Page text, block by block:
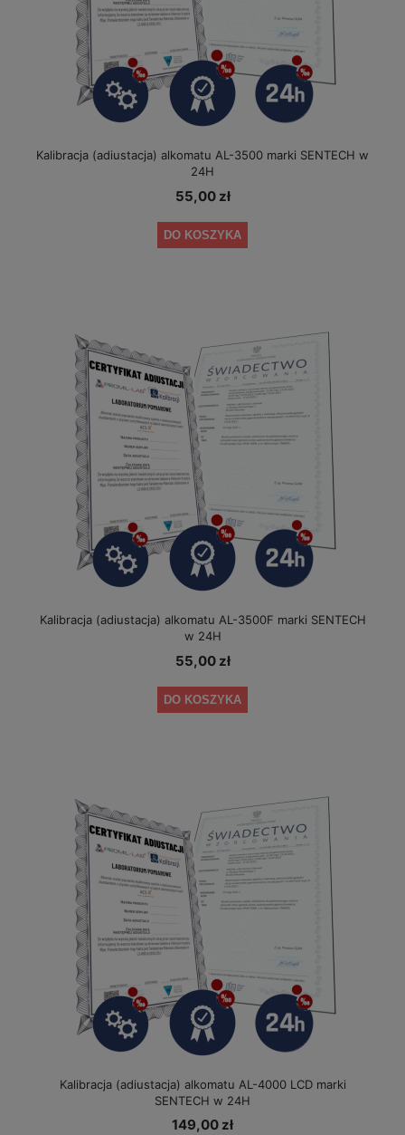
Kalibracja (adiustacja) alkomatu AL-3500 marki SENTECH w
24H
55,00 zł
DO KOSZYKA
Kalibracja (adiustacja) alkomatu AL-3500F marki SENTECH
w 24H
55,00 zł
DO KOSZYKA
Kalibracja (adiustacja) alkomatu AL-4000 LCD marki
SENTECH w 24H
149,00 zł